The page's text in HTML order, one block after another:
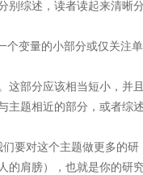
别综述，读者读起来清晰分
个变量的小部分或仅关注单
这部分应该相当短小，并且
主题相近的部分，或者综述
要对这个主题做更多的研
的肩膀），也就是你的研